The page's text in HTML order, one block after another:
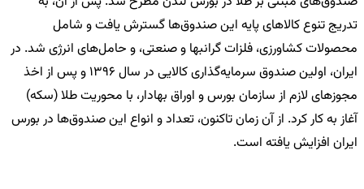
تدریج تنوع کالاهای پایه این صندوق‌ها گسترش یافت و شامل
محصولات کشاورزی، فلزات گرانبها و صنعتی، و حامل‌های انرژی شد. در
ایران، اولین صندوق سرمایه‌گذاری کالایی در سال 1396 و پس از اخذ
مجوزهای لازم از سازمان بورس و اوراق بهادار، با محوریت طلا (سکه)
آغاز به کار کرد. از آن زمان تاکنون، تعداد و انواع این صندوق‌ها در بورس
ایران افزایش یافته است.